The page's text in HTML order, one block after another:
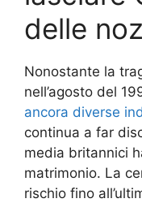
delle
Nonostante la
nell’agosto del
ancora diverse
continua a far
media britannici
matrimonio. La
rischio fino